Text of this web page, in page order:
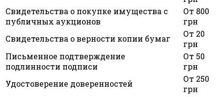
Свидетельства о покупке имущества с
публичных аукционов
От 800
грн
Свидетельства о верности копии бумаг
От 20
грн
Письменное подтверждение
подлинности подписи
От 50
грн
Удостоверение доверенностей
От 250
грн